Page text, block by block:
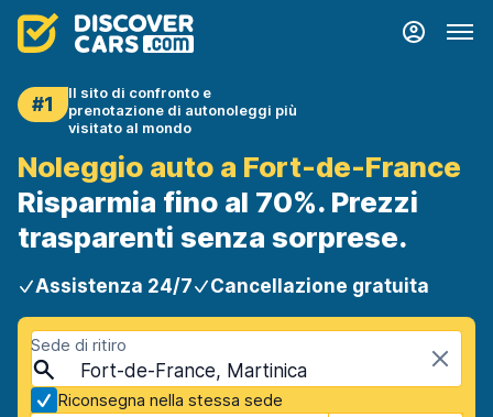
#1
Il sito di confronto e
prenotazione di autonoleggi più
visitato al mondo
Noleggio auto a Fort-de-France
Risparmia fino al 70%. Prezzi
trasparenti senza sorprese.
Assistenza 24/7 Cancellazione gratuita
Sede di ritiro
Fort-de-France, Martinica
Riconsegna nella stessa sede